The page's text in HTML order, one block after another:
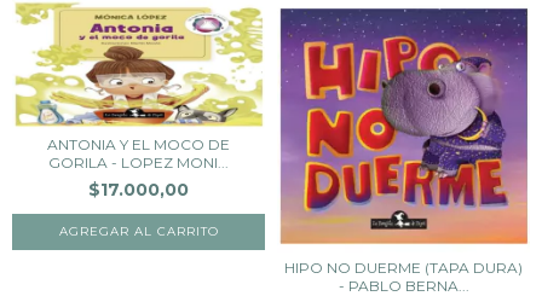
ANTONIA Y EL MOCO DE
GORILA - LOPEZ MONI...
$17.000,00
HIPO NO DUERME (TAPA DURA)
- PABLO BERNA...